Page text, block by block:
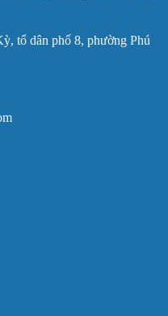
tổ dân phố 8, phường Phú